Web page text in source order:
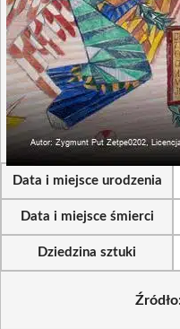
Data i miejsce urodzenia
Data i miejsce śmierci
Dziedzina sztuki